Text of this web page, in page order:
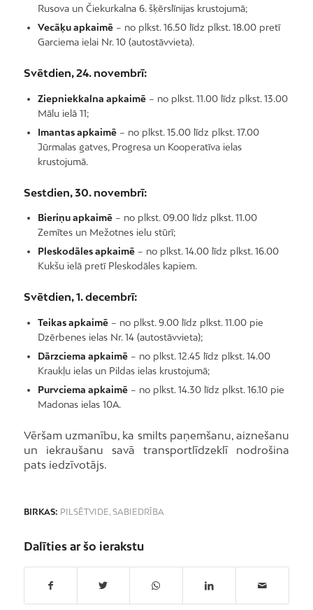
Rusova un Čiekurkalna 6. šķērslīnijas krustojumā;
Vecāķu apkaimē– no plkst. 16.50 līdz plkst. 18.00 pretī
Garciema ielai Nr. 10 (autostāvvieta).
Svētdien, 24. novembrī:
Ziepniekkalna apkaimē– no plkst. 11.00 līdz plkst. 13.00
Mālu ielā 11;
Imantas apkaimē– no plkst. 15.00 līdz plkst. 17.00
Jūrmalas gatves, Progresa un Kooperatīva ielas
krustojumā.
Sestdien, 30. novembrī:
Bieriņu apkaimē– no plkst. 09.00 līdz plkst. 11.00
Zemītes un Mežotnes ielu stūrī;
Pleskodāles apkaimē– no plkst. 14.00 līdz plkst. 16.00
Kukšu ielā pretī Pleskodāles kapiem.
Svētdien, 1. decembrī:
Teikas apkaimē– no plkst. 9.00 līdz plkst. 11.00 pie
Dzērbenes ielas Nr. 14 (autostāvvieta);
Dārzciema apkaimē– no plkst. 12.45 līdz plkst. 14.00
Kraukļu ielas un Pildas ielas krustojumā;
Purvciema apkaimē– no plkst. 14.30 līdz plkst. 16.10 pie
Madonas ielas 10A.
Vēršam uzmanību, ka smilts paņemšanu, aiznešanu
un iekraušanu savā transportlīdzeklī nodrošina
pats iedzīvotājs.
BIRKAS: PILSĒTVIDE, SABIEDRĪBA
Dalīties ar šo ierakstu